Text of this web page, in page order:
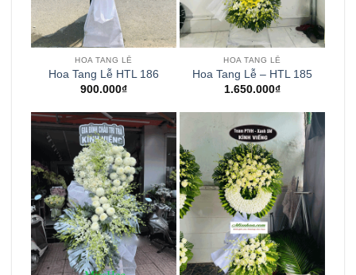
HOA TANG LỄ
Hoa Tang Lễ HTL 186
900.000₫
HOA TANG LỄ
Hoa Tang Lễ – HTL 185
1.650.000₫